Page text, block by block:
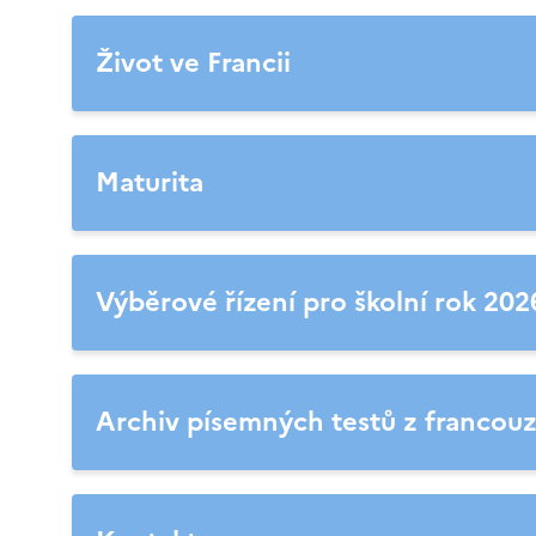
Život ve Francii
Maturita
Výběrové řízení pro školní rok
Archiv písemných testů z